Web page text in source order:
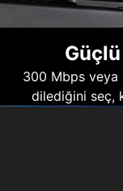
300 Mbps veya
dilediğini seç,